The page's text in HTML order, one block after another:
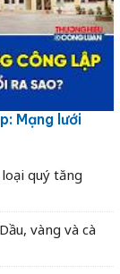
Mạng lưới
quý tăng
vàng và cà